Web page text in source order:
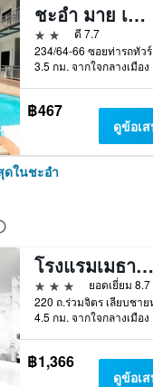
ชะอำ มาย เฮาส์
2 ดาว
ดี 7.7
3.5 กม. จากใจกลางเมือง
฿467
ดูข้อเ
ดในชะอำ
โรงแรมเมธาวลัย
3 ดาว
ยอดเยี่ยม 8.7
4.5 กม. จากใจกลางเมือง
฿1,366
ดูข้อเ